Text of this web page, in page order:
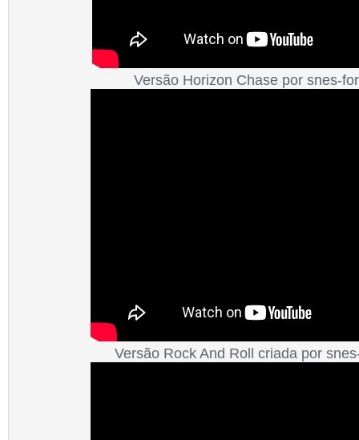
Versão Horizon Chase por snes-
Versão Rock And Roll criada por